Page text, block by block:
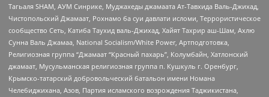
Тагьаля SHAM, АУМ Синрике, Муджахеды джамаата Ат-Тавхида Валь-Джихад,
Чистопольский Джамаат, Рохнамо ба суи давлати исломи, Террористическое
сообщество Сеть, Катиба Таухид валь-Джихад, Хайят Тахрир аш-Шам, Ахлю
Сунна Валь Джамаа, National Socialism/White Power, Артподготовка,
Религиозная группа “Джамаат “Красный пахарь”, Колумбайн, Хатлонский
джамаат, Мусульманская религиозная группа п. Кушкуль г. Оренбург,
Крымско-татарский добровольческий батальон имени Номана
Челебиджихана, Азов, Партия исламского возрождения Таджикистана,